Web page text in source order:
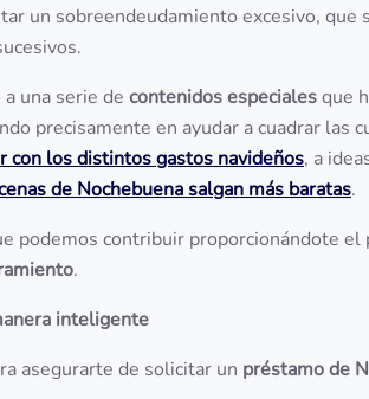
un sobreendeudamiento excesivo, que
una serie de contenidos especialesque
precisamente en ayudar a cuadrar las
con los distintos gastos navideños, a
de Nochebuena salgan más baratas.
podemos contribuir proporcionándote el
.
inteligente
asegurarte de solicitar un préstamo de